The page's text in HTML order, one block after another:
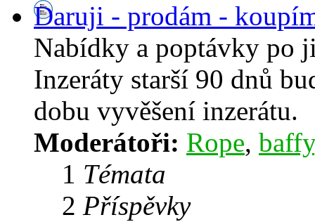
Daruji - prodám -
Nabídky a poptávky po
Inzeráty starší 90 dnů
dobu vyvěšení inzerátu.
Moderátoři: Rope, baffy
1 Témata
2 Příspěvky